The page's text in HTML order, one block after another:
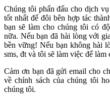
Chúng tôi phấn đấu cho dịch
tốt nhất để đôi bên hợp tác
bạn sẽ làm cho chúng tôi có
nữa. Nếu bạn đã hài lòng với
bền vững! Nếu bạn không hài
sms, đt và tôi sẽ làm việc để
Cảm ơn bạn đã gửi email cho
về chính sách của chúng tôi
chúng tôi.